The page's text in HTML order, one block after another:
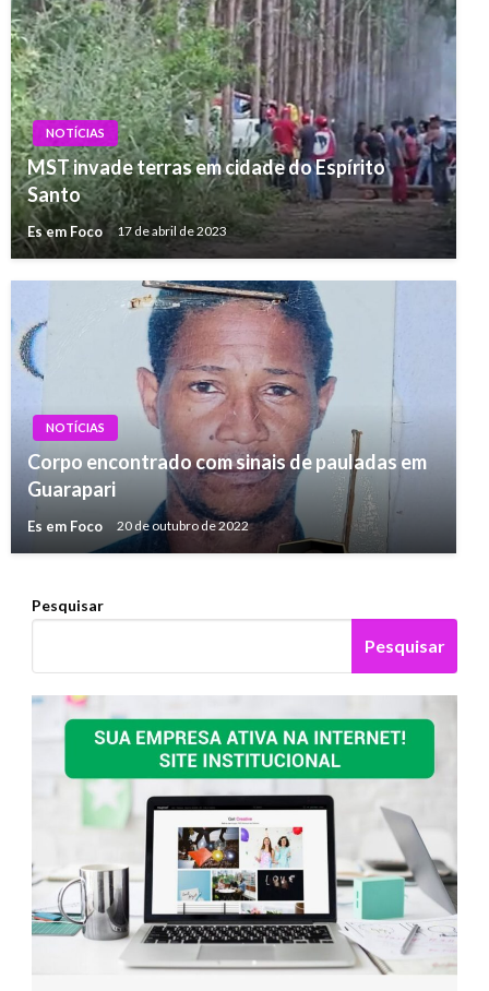
NOTÍCIAS
MST invade terras em cidade do Espírito
Santo
Es em Foco 17 de abril de 2023
NOTÍCIAS
Corpo encontrado com sinais de pauladas em
Guarapari
Es em Foco 20 de outubro de 2022
Pesquisar
Pesquisar